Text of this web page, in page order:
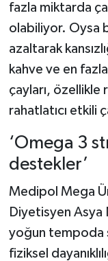
fazla miktarda
olabiliyor. Oysa
azaltarak
kahve ve en
çayları,
rahatlatıcı etkili
‘Omega 3
destekler’
Medipol Mega
Diyetisyen Asya
yoğun tempoda
fiziksel